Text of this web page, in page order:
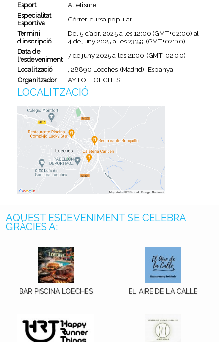
Esport
Atletisme
Especialitat
Esportiva
Córrer, cursa popular
Termini
d'inscripció
Del5 d’abr. 2025a les12:00 (GMT+02:00) al
4 de juny 2025a les23:59 (GMT+02:00)
Data de
l'esdeveniment
7 de juny 2025a les21:00 (GMT+02:00)
Localització
, 28890 Loeches (Madrid), Espanya
Organitzador
AYTO, LOECHES
LOCALITZACIÓ
AQUEST ESDEVENIMENT SE CELEBRA
GRÀCIES A:
BAR PISCINA LOECHES EL AIRE DE LA CALLE